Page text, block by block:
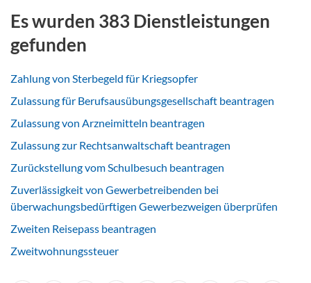
Es wurden 383 Dienstleistungen
gefunden
Zahlung von Sterbegeld für Kriegsopfer
Zulassung für Berufsausübungsgesellschaft beantragen
Zulassung von Arzneimitteln beantragen
Zulassung zur Rechtsanwaltschaft beantragen
Zurückstellung vom Schulbesuch beantragen
Zuverlässigkeit von Gewerbetreibenden bei
überwachungsbedürftigen Gewerbezweigen überprüfen
Zweiten Reisepass beantragen
Zweitwohnungssteuer